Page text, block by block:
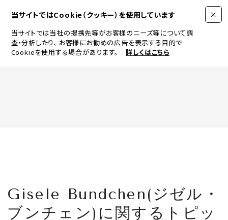
当サイトではCookie（クッキー）を使用しています
当サイトでは当社の提携先等がお客様のニーズ等について調
査・分析したり、 お客様にお勧めの広告を表示する目的で
Cookieを使用する場合があります。
詳しくはこちら
LIFESTYLE
Gisele Bundchen(ジゼル・
ブンチェン)に関するトピッ